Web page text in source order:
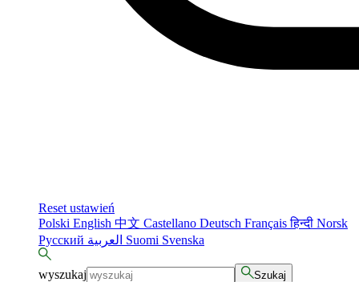
Reset ustawień
Polski English 中文 Castellano Deutsch Françaisहिन्दी Norsk
Русский
Suomi Svenska
wyszukaj Szukaj